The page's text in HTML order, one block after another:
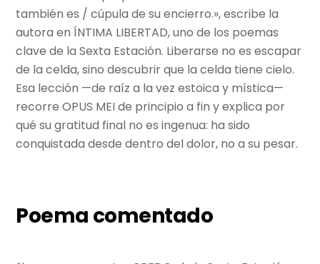
también es / cúpula de su encierro.», escribe la
autora en ÍNTIMA LIBERTAD, uno de los poemas
clave de la Sexta Estación. Liberarse no es escapar
de la celda, sino descubrir que la celda tiene cielo.
Esa lección —de raíz a la vez estoica y mística—
recorre OPUS MEI de principio a fin y explica por
qué su gratitud final no es ingenua: ha sido
conquistada desde dentro del dolor, no a su pesar.
Poema comentado